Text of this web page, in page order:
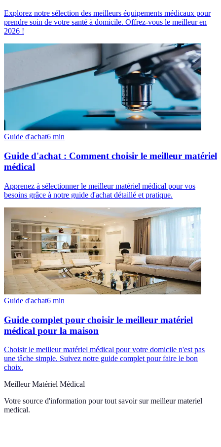
Explorez notre sélection des meilleurs équipements médicaux pour
prendre soin de votre santé à domicile. Offrez-vous le meilleur en
2026 !
Guide d'achat6 min
Guide d'achat : Comment choisir le meilleur matériel
médical
Apprenez à sélectionner le meilleur matériel médical pour vos
besoins grâce à notre guide d'achat détaillé et pratique.
Guide d'achat6 min
Guide complet pour choisir le meilleur matériel
médical pour la maison
Choisir le meilleur matériel médical pour votre domicile n'est pas
une tâche simple. Suivez notre guide complet pour faire le bon
choix.
Meilleur Matériel Médical
Votre source d'information pour tout savoir sur meilleur materiel
medical.